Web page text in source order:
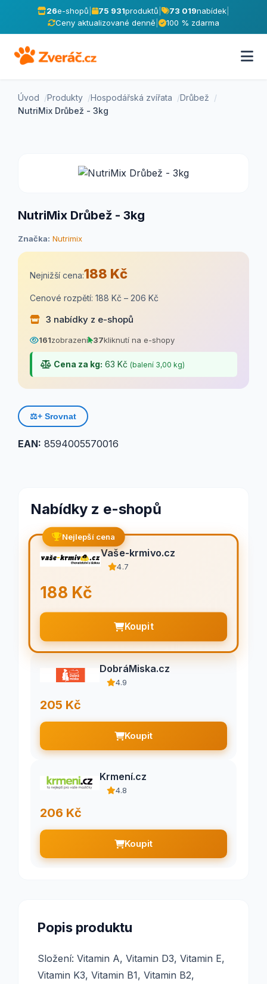
26e-shopů 75 931produktů 73 019nabídek
Ceny aktualizované denně
100 % zdarma
Úvod Produkty Hospodářská zvířata
Drůbež
NutriMix Drůbež - 3kg
NutriMix Drůbež - 3kg
Značka: Nutrimix
Nejnižší cena:188 Kč
Cenové rozpětí: 188 Kč – 206 Kč
3 nabídky z e-shopů
161zobrazení 37kliknutí na e-shopy
Cena za kg: 63 Kč (balení 3,00 kg)
⚖️+ Srovnat
EAN: 8594005570016
Nabídky z e-shopů
Nejlepší cena
Vaše-krmivo.cz
4.7
188 Kč
Koupit
DobráMiska.cz
4.9
205 Kč
Koupit
Krmení.cz
4.8
206 Kč
Koupit
Popis produktu
Složení: Vitamin A, Vitamin D3, Vitamin E,
Vitamin K3, Vitamin B1, Vitamin B2,